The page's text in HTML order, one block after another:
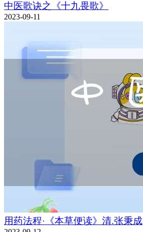
中医歌诀之《十九畏歌》
2023-09-11
用药法程·《本草便读》清.张秉成